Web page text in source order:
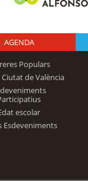
Logo Fundación
Trinidad Alfonso
AGENDA
Populars
de València
escolar
Esdeveniments